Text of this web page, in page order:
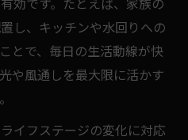
し、キッチンや水回りへの
とで、毎日の生活動線が快
や風通しを最大限に活かす
イフステージの変化に対応